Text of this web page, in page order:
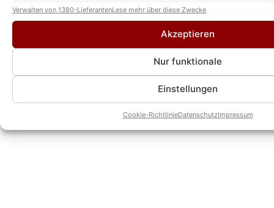
Entscheidungen zum Datenschutz speichern und übermitteln.
Verwalten von 1380-LieferantenLese mehr über diese Zwecke
Akzeptieren
Nur funktionale
Einstellungen
Cookie-RichtlinieDatenschutzImpressum
„Egmond aan Zee Schlagerfinale“:
Diese Schlagerreise mit Anna-Maria
Zimmermann und Jörg Bausch macht
Lust auf mehr